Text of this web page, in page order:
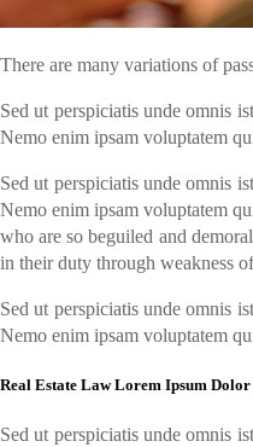
There are many variations of
Sed ut perspiciatis unde omnis
Nemo enim ipsam voluptatem
Sed ut perspiciatis unde omnis
Nemo enim ipsam voluptatem
who are so beguiled and
in their duty through weakness
Sed ut perspiciatis unde omnis
Nemo enim ipsam voluptatem
Real Estate Law Lorem Ipsum Dolor
Sed ut perspiciatis unde omnis